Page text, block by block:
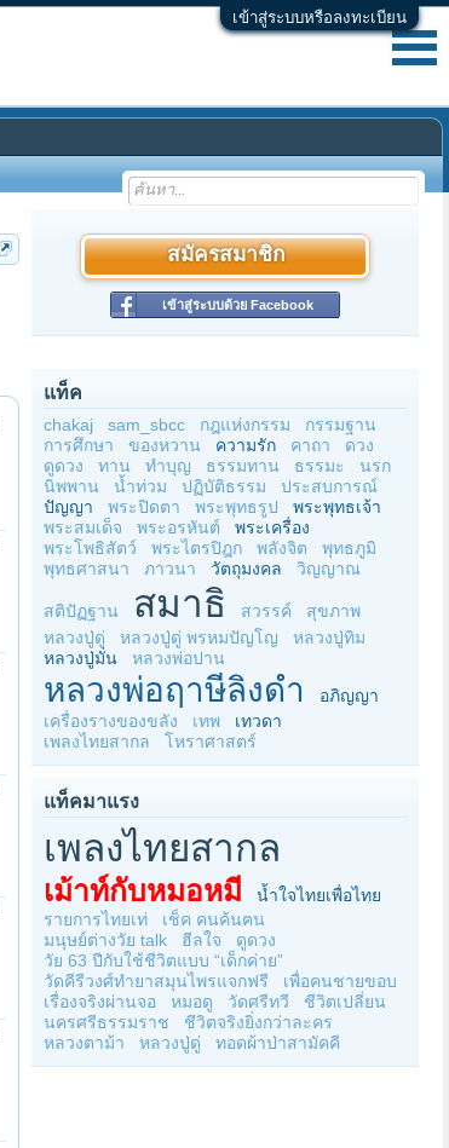
เข้าสู่ระบบหรือลงทะเบียน
สมัครสมาชิก
เข้าสู่ระบบด้วย Facebook
แท็ค
chakaj sam_sbcc กฎแห่งกรรม
กรรมฐาน
การศึกษา
ของหวาน ความรัก คาถา
ดวง
ดูดวง
ทาน ทำบุญ ธรรมทาน ธรรมะ
นรก
นิพพาน
น้ำท่วม ปฏิบัติธรรม
ประสบการณ์
ปัญญา
พระปิดตา พระพุทธรูป
พระพุทธเจ้า
พระสมเด็จ
พระอรหันต์
พระเครื่อง
พระโพธิสัตว์
พระไตรปิฎก พลังจิต
พุทธภูมิ
พุทธศาสนา
ภาวนา วัตถุมงคล วิญญาณ
สติปัฏฐาน สมาธิ สวรรค์
สุขภาพ
หลวงปู่ดู่
หลวงปู่ดู่ พรหมปัญโญ
หลวงปู่ทิม
หลวงปู่มั่น
หลวงพ่อปาน
หลวงพ่อฤาษีลิงดำ
อภิญญา
เครื่องรางของขลัง
เทพ
เทวดา
เพลงไทยสากล
โหราศาสตร์
แท็คมาแรง
เพลงไทยสากล
เม้าท์กับหมอหมี
น้ำใจไทยเพื่อไทย
รายการไทยเท่
เช็ค คนค้นฅน
มนุษย์ต่างวัย talk
ฮีลใจ
ดูดวง
วัย 63 ปีกับใช้ชีวิตแบบ “เด็กค่าย”
วัดคีรีวงศ์ทำยาสมุนไพรแจกฟรี
เพื่อคนชายขอบ
เรื่องจริงผ่านจอ
หมอดู วัดศรีทวี
ชีวิตเปลี่ยน
นครศรีธรรมราช
ชีวิตจริงยิ่งกว่าละคร
หลวงตาม้า
หลวงปู่ดู่ ทอดผ้าป่าสามัคคี